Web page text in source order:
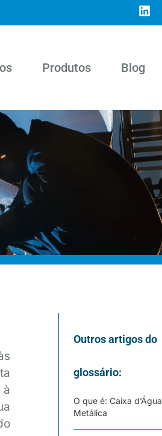
Produtos Blog
à
Outros artigos do
glossário:
O que é: Caixa d’Água
Metálica